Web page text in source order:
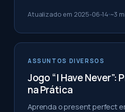
Atualizado em 2025-06-14 ~3
ASSUNTOS DIVERSOS
Jogo “I Have Never”:
na Prática
Aprenda o present perfect